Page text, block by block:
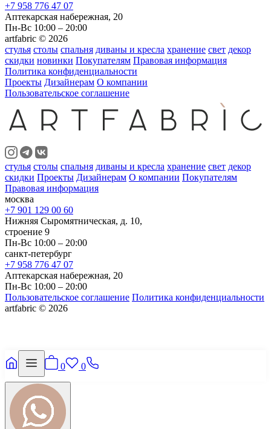
+7 958 776 47 07
Аптекарская набережная, 20
Пн-Вс 10:00 – 20:00
artfabric © 2026
стулья столы спальня диваны и кресла хранение свет декор
скидки новинки Покупателям Правовая информация
Политика конфиденциальности
Проекты Дизайнерам О компании
Пользовательское соглашение
стулья столы спальня диваны и кресла хранение свет декор
скидки Проекты Дизайнерам О компании Покупателям
Правовая информация
москва
+7 901 129 00 60
Нижняя Сыромятническая, д. 10,
строение 9
Пн-Вс 10:00 – 20:00
санкт-петербург
+7 958 776 47 07
Аптекарская набережная, 20
Пн-Вс 10:00 – 20:00
Пользовательское соглашение Политика конфиденциальности
artfabric © 2026
0 0